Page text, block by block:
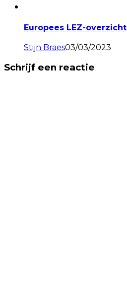
Europees LEZ-overzicht
Stijn Braes03/03/2023
Schrijf een reactie